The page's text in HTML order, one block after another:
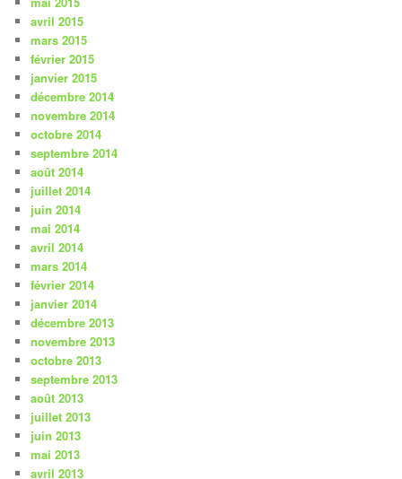
avril 2015
mars 2015
février 2015
janvier 2015
décembre 2014
novembre 2014
octobre 2014
septembre 2014
août 2014
juillet 2014
juin 2014
mai 2014
avril 2014
mars 2014
février 2014
janvier 2014
décembre 2013
novembre 2013
octobre 2013
septembre 2013
août 2013
juillet 2013
juin 2013
mai 2013
avril 2013